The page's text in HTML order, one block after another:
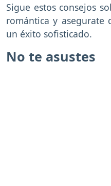
Sigue estos consejos
romántica y asegurate
un éxito sofisticado.
No te asustes